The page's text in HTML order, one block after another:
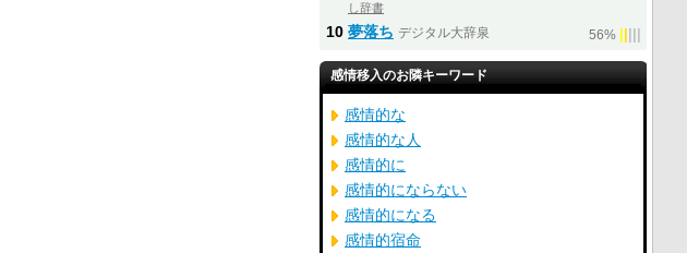
し辞書
10 夢落ち デジタル大辞泉 56%
感情移入のお隣キーワード
感情的な
感情的な人
感情的に
感情的にならない
感情的になる
感情的宿命